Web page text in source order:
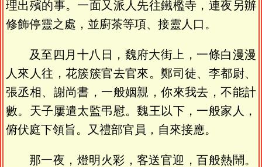
理出殯的事。一面又派人先往鐵檻寺，連夜另辦
修飾停靈之處，並廚茶等項、接靈人口。
及至四月十八日，魏府大街上，一條白漫漫
人來人往，花簇簇官去官來。鄭司徒、李都尉、
張丞相、謝尚書，一般姻親，你來我去，不能計
數。天子屢遣太監弔慰。魏王以下，一般家人，
俯伏庭下領旨。又禮部官員，自來接應。
那一夜，燈明火彩，客送官迎，百般熱鬧。